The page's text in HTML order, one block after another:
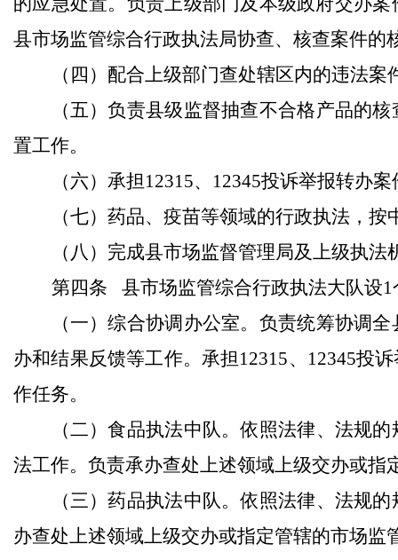
县市场监管综合行政执法局协查、核查案件
（四） 配合上级部门查处辖区内的违法案
（五）负责县级监督抽查不合格产品的
置工作。
（六） 承担 12315、 12345投诉举报转办案
（七） 药品、疫苗等领域的行政执法，按
（八） 完成县市场监督管理局及上级执法
第四条
县市场监管综合行政执法大队设1
（一）综合协调办公室。负责统筹协调
办和结果反馈等工作。承担 12315、 12345投
作任务。
（二）食品执法中队。依照法律、法规
法工作。负责承办查处上述领域上级交办或指
（三）药品执法中队。依照法律、法规
办查处上述领域上级交办或指定管辖的市场监